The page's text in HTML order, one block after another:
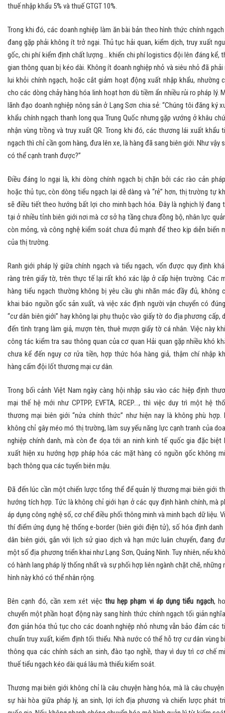
thuế nhập khẩu 5% và thuế GTGT 10%.
Trong khi đó, các doanh nghiệp làm ăn bài bản theo hình thức chính
đang gặp phải không ít trở ngại. Thủ tục hải quan, kiểm dịch, truy xuất
gốc, chi phí kiểm định chất lượng... khiến chi phí logistics đội lên đáng kể,
gian thông quan bị kéo dài. Không ít doanh nghiệp nhỏ và siêu nhỏ đã phải
lui khỏi chính ngạch, hoặc cắt giảm hoạt động xuất nhập khẩu, nhường
cho các dòng chảy hàng hóa linh hoạt hơn dù tiềm ẩn nhiều rủi ro pháp lý.
lãnh đạo doanh nghiệp nông sản ở Lạng Sơn chia sẻ: “Chúng tôi đăng ký
khẩu chính ngạch thanh long qua Trung Quốc nhưng gặp vướng ở khâu
nhận vùng trồng và truy xuất QR. Trong khi đó, các thương lái xuất khẩu
ngạch thì chỉ cần gom hàng, đưa lên xe, là hàng đã sang biên giới. Như vậy
có thể cạnh tranh được?”
Điều đáng lo ngại là, khi dòng chính ngạch bị chặn bởi các rào cản
hoặc thủ tục, còn dòng tiểu ngạch lại dễ dàng và “rẻ” hơn, thị trường tự
sẽ điều tiết theo hướng bất lợi cho minh bạch hóa. Đây là nghịch lý đang
tại ở nhiều tỉnh biên giới nơi mà cơ sở hạ tầng chưa đồng bộ, nhân lực
còn mỏng, và công nghệ kiểm soát chưa đủ mạnh để theo kịp diễn biến
của thị trường.
Ranh giới pháp lý giữa chính ngạch và tiểu ngạch, vốn được quy định
ràng trên giấy tờ, trên thực tế lại rất khó xác lập ở cấp hiện trường. Các
hàng tiểu ngạch thường không bị yêu cầu ghi nhãn mác đầy đủ, không
khai báo nguồn gốc sản xuất, và việc xác định người vận chuyển có
“cư dân biên giới” hay không lại phụ thuộc vào giấy tờ do địa phương cấp,
đến tình trạng làm giả, mượn tên, thuê mượn giấy tờ cá nhân. Việc này
công tác kiểm tra sau thông quan của cơ quan Hải quan gặp nhiều khó
chưa kể đến nguy cơ rửa tiền, hợp thức hóa hàng giả, thậm chí nhập
hàng cấm đội lốt thương mại cư dân.
Trong bối cảnh Việt Nam ngày càng hội nhập sâu vào các hiệp định
mại thế hệ mới như CPTPP, EVFTA, RCEP…, thì việc duy trì một hệ
thương mại biên giới “nửa chính thức” như hiện nay là không phù hợp.
không chỉ gây méo mó thị trường, làm suy yếu năng lực cạnh tranh của
nghiệp chính danh, mà còn đe dọa tới an ninh kinh tế quốc gia đặc biệt
xuất hiện xu hướng hợp pháp hóa các mặt hàng có nguồn gốc không
bạch thông qua các tuyến biên mậu.
Đã đến lúc cần một chiến lược tổng thể để quản lý thương mại biên giới
hướng tích hợp. Tức là không chỉ giới hạn ở các quy định hành chính, mà
áp dụng công nghệ số, cơ chế điều phối thông minh và minh bạch dữ liệu.
thí điểm ứng dụng hệ thống e-border (biên giới điện tử), số hóa định
dân biên giới, gắn với lịch sử giao dịch và hạn mức luân chuyển, đang
một số địa phương triển khai như Lạng Sơn, Quảng Ninh. Tuy nhiên, nếu
có hành lang pháp lý thống nhất và sự phối hợp liên ngành chặt chẽ, những
hình này khó có thể nhân rộng.
Bên cạnh đó, cần xem xét việc thu hẹp phạm vi áp dụng tiểu ngạch,
chuyển một phần hoạt động này sang hình thức chính ngạch tối giản
đơn giản hóa thủ tục cho các doanh nghiệp nhỏ nhưng vẫn bảo đảm các
chuẩn truy xuất, kiểm định tối thiểu. Nhà nước có thể hỗ trợ cư dân vùng
thông qua các chính sách an sinh, đào tạo nghề, thay vì duy trì cơ chế
thuế tiểu ngạch kéo dài quá lâu mà thiếu kiểm soát.
Thương mại biên giới không chỉ là câu chuyện hàng hóa, mà là câu
sự hài hòa giữa pháp lý, an sinh, lợi ích địa phương và chiến lược phát